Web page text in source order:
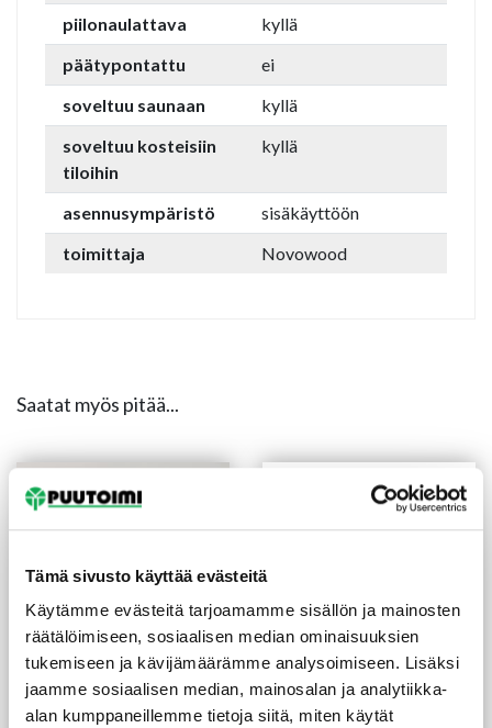
Tämä sivusto käyttää evästeitä
Käytämme evästeitä tarjoamamme sisällön ja mainosten
räätälöimiseen, sosiaalisen median ominaisuuksien
tukemiseen ja kävijämäärämme analysoimiseen. Lisäksi
jaamme sosiaalisen median, mainosalan ja analytiikka-
alan kumppaneillemme tietoja siitä, miten käytät
piilonaulattava
kyllä
päätypontattu
ei
soveltuu saunaan
kyllä
soveltuu kosteisiin
tiloihin
kyllä
asennusympäristö
sisäkäyttöön
toimittaja
Novowood
Saatat myös pitää...
Witka Wood SOUL 4
20X100 mm koivu natural
WITKA WOOD
sisustuspaneelit